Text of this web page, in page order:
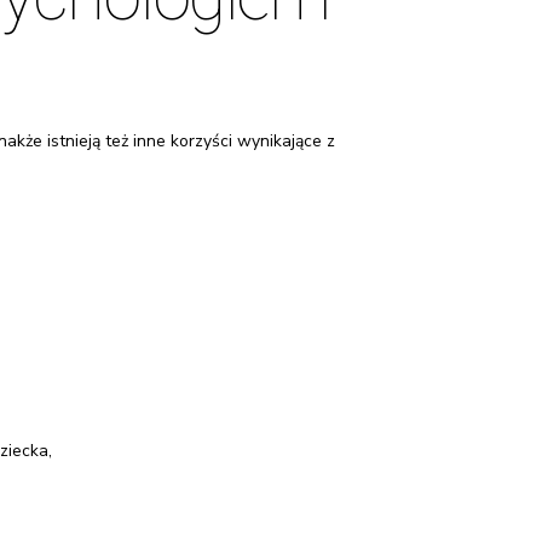
istnieją też inne korzyści wynikające z